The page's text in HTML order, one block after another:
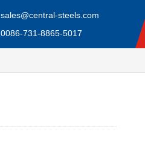
sales@central-steels.com
0086-731-8865-5017